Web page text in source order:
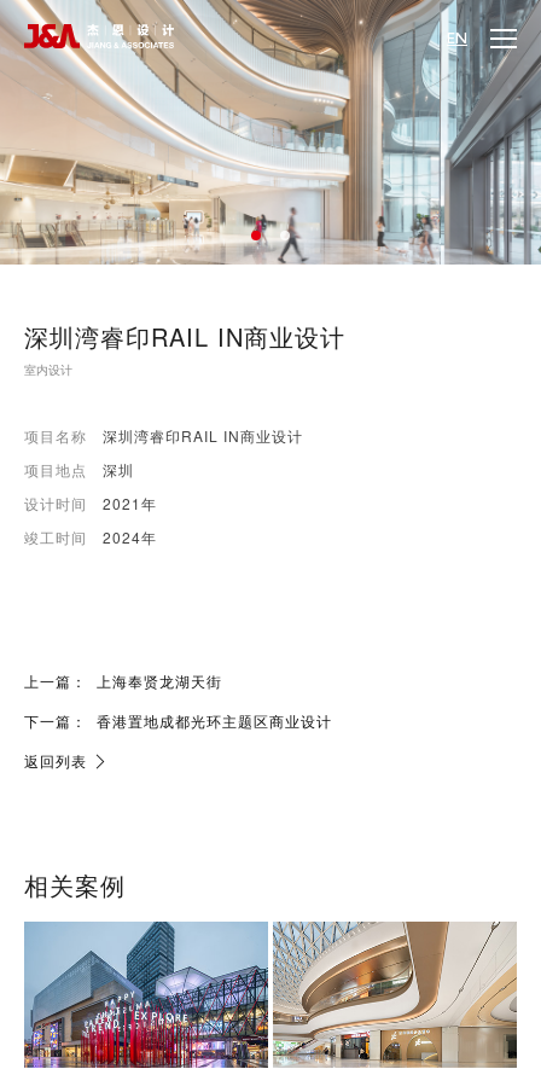
EN
深圳湾睿印RAIL IN商业设计
室内设计
项目名称
深圳湾睿印RAIL IN商业设计
项目地点
深圳
设计时间
2021年
竣工时间
2024年
上一篇：
上海奉贤龙湖天街
下一篇：
香港置地成都光环主题区商业设计
返回列表
相关案例